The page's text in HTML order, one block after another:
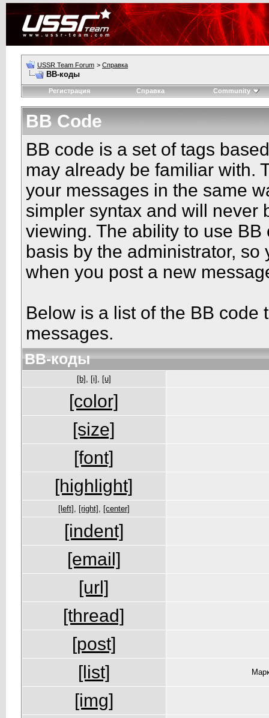
USSR Team Forum > Справка
BB-коды
Регистрация Справка Community
BB Code
BB code is a set of tags
may already be familiar with.
your messages in the same
simpler syntax and will never
viewing. The ability to use
basis by the administrator,
when you post a new
Below is a list of the BB code
messages.
BB-коды
[b] , [i] , [u]
[color]
[size]
[font]
[highlight]
[left] , [right] , [center]
[indent]
[email]
[url]
[thread]
[post]
[list]
[img]